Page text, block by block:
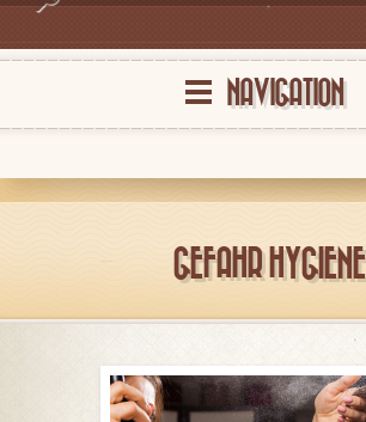
NAVIGATION
GEFAHR HYGIENE